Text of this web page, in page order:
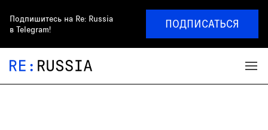
Подпишитесь на Re: Russia
в Telegram!
ПОДПИСАТЬСЯ